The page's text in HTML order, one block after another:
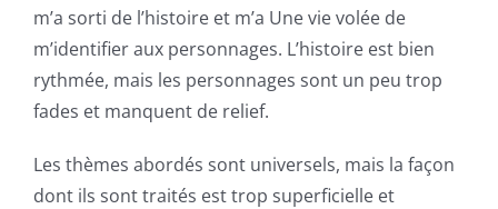
m’a sorti de l’histoire et m’a Une vie volée de
m’identifier aux personnages. L’histoire est bien
rythmée, mais les personnages sont un peu trop
fades et manquent de relief.
Les thèmes abordés sont universels, mais la façon
dont ils sont traités est trop superficielle et